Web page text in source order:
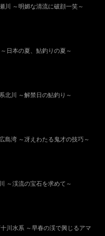
川 ～明媚な清流に破顔一笑～
日本の夏、鮎釣りの夏～
北川 ～解禁日の鮎釣り～
島湾 ～冴えわたる鬼才の技巧～
～渓流の宝石を求めて～
川水系 ～早春の渓で興じるアマ